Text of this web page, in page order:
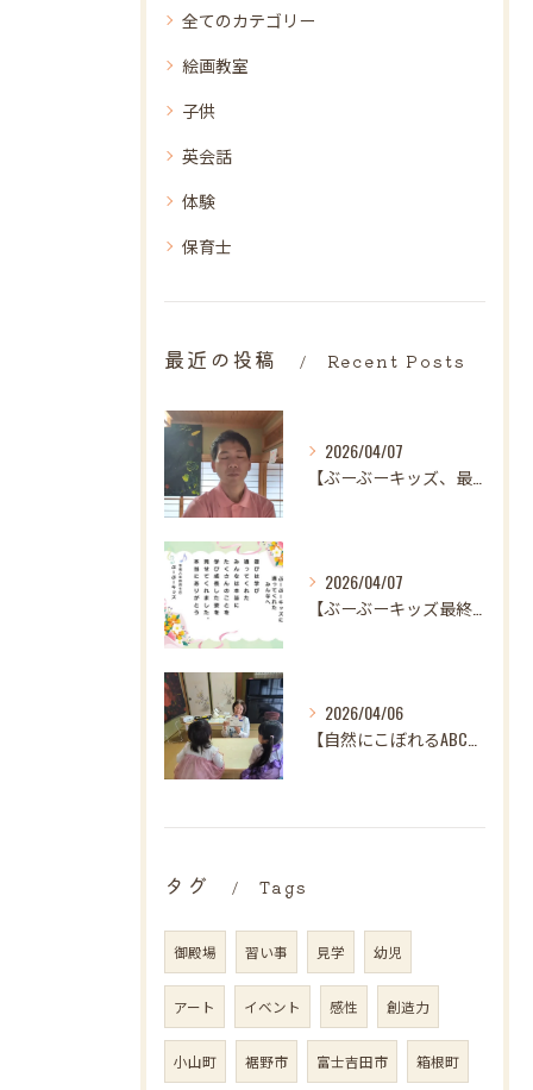
全てのカテゴリー
絵画教室
子供
英会話
体験
保育士
最近の投稿 Recent Posts
2026/04/07
2026/04/07
2026/04/06
タグ Tags
御殿場 習い事 見学 幼児
アート イベント 感性 創造力
小山町 裾野市 富士吉田市 箱根町